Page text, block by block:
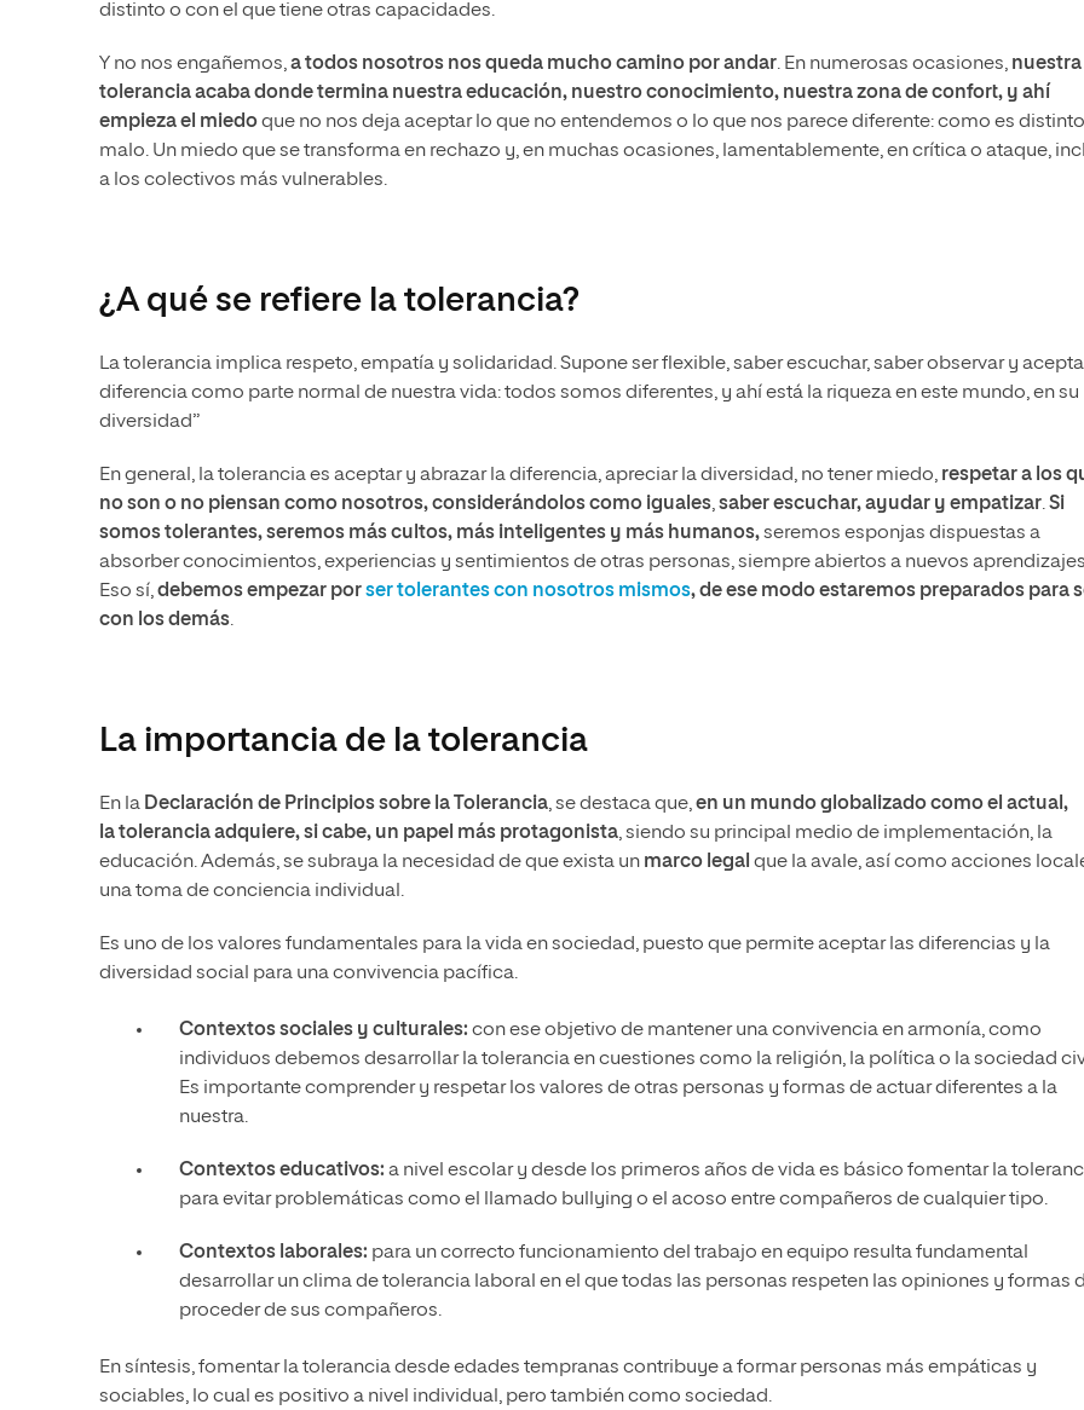
distinto o con el que tiene otras capacidades.
Y no nos engañemos,a todos nosotros nos queda mucho camino por andar. En numerosas ocasiones, nuestra
tolerancia acaba donde termina nuestra educación, nuestro conocimiento, nuestra zona de confort, y ahí
empieza el miedoque no nos deja aceptar lo que no entendemos o lo que nos parece diferente: como es
malo. Un miedo que se transforma en rechazo y, en muchas ocasiones, lamentablemente, en crítica o ataque,
a los colectivos más vulnerables.
¿A qué se refiere la tolerancia?
La tolerancia implica respeto, empatía y solidaridad. Supone ser flexible, saber escuchar, saber observar y
diferencia como parte normal de nuestra vida: todos somos diferentes, y ahí está la riqueza en este mundo, en su
diversidad”
En general, la tolerancia es aceptar y abrazar la diferencia, apreciar la diversidad, no tener miedo, respetar a los
no son o no piensan como nosotros, considerándolos como iguales,saber escuchar, ayudar y empatizar.Si
somos tolerantes, seremos más cultos, más inteligentes y más humanos,seremos esponjas dispuestas a
absorber conocimientos, experiencias y sentimientos de otras personas, siempre abiertos a nuevos
Eso sí,debemos empezar porser tolerantes con nosotros mismos, de ese modo estaremos preparados para
con los demás.
La importancia de la tolerancia
En la Declaración de Principios sobre la Tolerancia, se destaca que,en un mundo globalizado como el actual,
latoleranciaadquiere, si cabe, un papel más protagonista, siendo su principal medio de implementación, la
educación. Además, se subraya la necesidad de que exista un marco legal que la avale, así como acciones
una toma de conciencia individual.
Es uno de los valores fundamentales para la vida en sociedad, puesto que permite aceptar las diferencias y la
diversidad social para una convivencia pacífica.
Contextos sociales y culturales: con ese objetivo de mantener una convivencia en armonía, como
individuos debemos desarrollar la tolerancia en cuestiones como la religión, la política o la sociedad
Es importante comprender y respetar los valores de otras personas y formas de actuar diferentes a la
nuestra.
Contextos educativos: a nivel escolar y desde los primeros años de vida es básico fomentar la
para evitar problemáticas como el llamado bullying o el acoso entre compañeros de cualquier tipo.
Contextos laborales: para un correcto funcionamiento del trabajo en equipo resulta fundamental
desarrollar un clima de tolerancia laboral en el que todas las personas respeten las opiniones y formas
proceder de sus compañeros.
En síntesis, fomentar la tolerancia desde edades tempranas contribuye a formar personas más empáticas y
sociables, lo cual es positivo a nivel individual, pero también como sociedad.